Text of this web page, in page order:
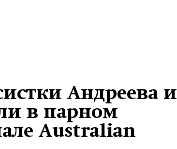
Андреева и
в парном
Australian